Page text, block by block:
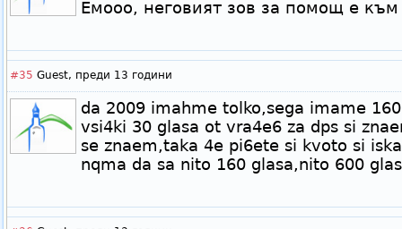
Емооо, неговият зов за помощ е
#35 Guest, преди 13 години
da 2009 imahme tolko,sega imame
vsi4ki 30 glasa ot vra4e6 za dps si
se znaem,taka 4e pi6ete si kvoto si
nqma da sa nito 160 glasa,nito 600